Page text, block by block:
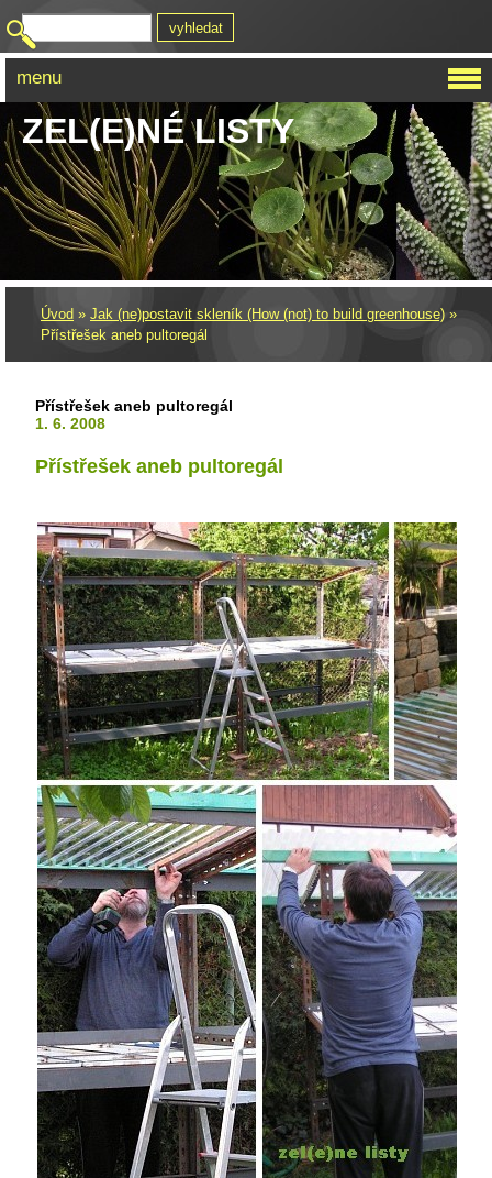
ZEL(E)NÉ LISTY
Úvod » Jak (ne)postavit skleník (How (not) to build greenhouse) »
Přístřešek aneb pultoregál
Přístřešek aneb pultoregál
1. 6. 2008
Přístřešek aneb pultoregál
menu